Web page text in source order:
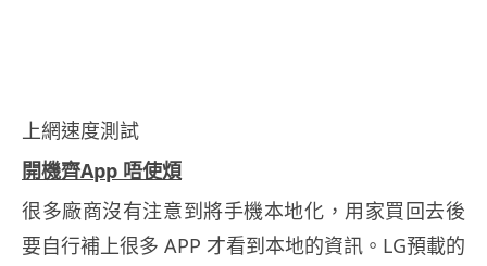
上網速度測試
開機齊App 唔使煩
很多廠商沒有注意到將手機本地化，用家買回去後
要自行補上很多 APP 才看到本地的資訊。LG預載的